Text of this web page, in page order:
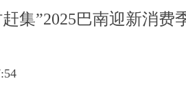
集”2025巴南迎新消费